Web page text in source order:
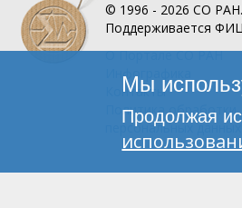
© 1996 - 2026 СО РАН.
Поддерживается
О ПорталеСО РАН
Инфографика
Контакты
Политика обработки
персональных данных
Мы
Продолжая